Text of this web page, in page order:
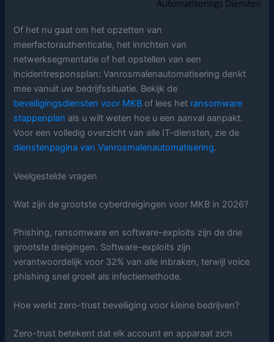
Of het nu gaat om het opzetten van
meerfactorauthenticatie, het inrichten van
netwerksegmentatie of het opstellen van een
incidentresponsplan: Vanrosmalenautomatisering denkt
mee vanuit uw bedrijfssituatie. Bekijk de
beveiligingsdiensten voor MKB of lees het ransomware
stappenplan als u wilt weten hoe u een aanval aanpakt.
Voor een volledig overzicht van alle IT-diensten, zie de
dienstenpagina van Vanrosmalenautomatisering.
Veelgestelde vragen
Wat zijn de grootste cyberdreigingen voor MKB in 2026?
Phishing, ransomware en software-exploits zijn de drie
grootste dreigingen. Software-exploits zijn
verantwoordelijk voor 32% van alle inbraken, terwijl voice
phishing snel groeit als infectiemethode.
Hoe werkt zero-trust beveiliging voor kleine bedrijven?
Zero-trust betekent dat elk account en apparaat zich